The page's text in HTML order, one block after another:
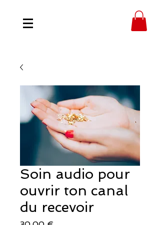
Soin audio pour
ouvrir ton canal
du recevoir